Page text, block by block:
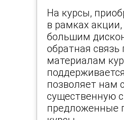
На курсы,
в рамках акции,
большим
обратная связь
материалам
позволяет нам
существенную
предложенные